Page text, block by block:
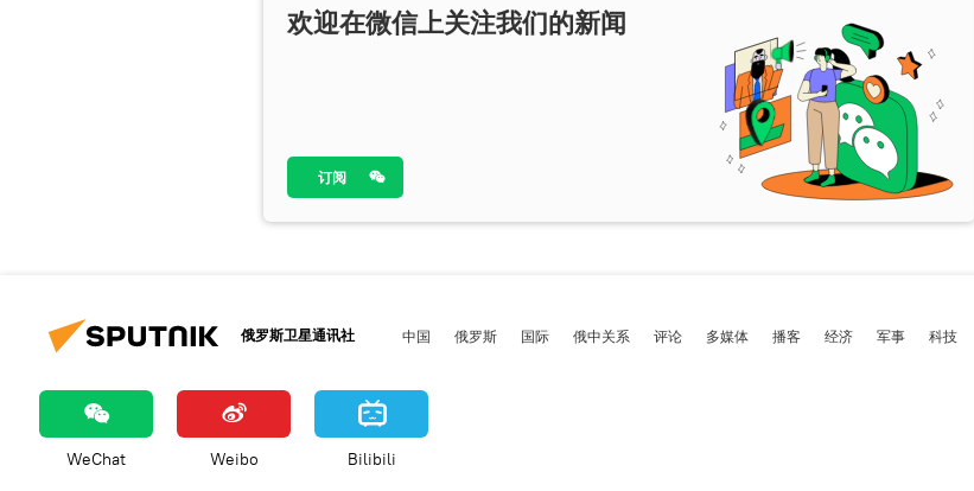
欢迎在微信上关注我们的新闻
订阅
俄罗斯卫星通讯社 中国 俄罗斯 国际 俄中关系 评论 多媒体 播客 经济 军事 科技
WeChat Weibo Bilibili